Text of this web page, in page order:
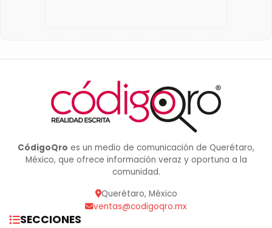
CódigoQro es un medio de comunicación de Querétaro,
México, que ofrece información veraz y oportuna a la
comunidad.
Querétaro, México
ventas@codigoqro.mx
SECCIONES